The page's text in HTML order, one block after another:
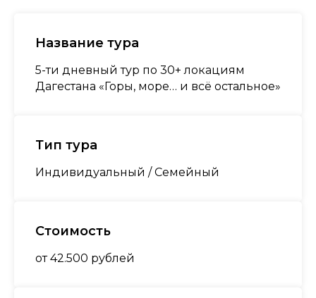
Название тура
5-ти дневный тур по 30+ локациям
Дагестана «Горы, море… и всё остальное»
Тип тура
Индивидуальный / Семейный
Стоимость
от 42.500 рублей